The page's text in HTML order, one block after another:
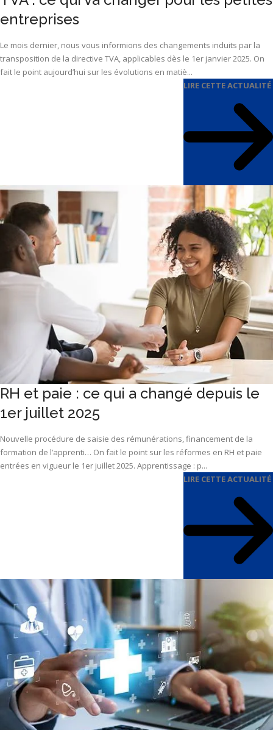
entreprises
Le mois dernier, nous vous informions des changements induits par la
transposition de la directive TVA, applicables dès le 1er janvier 2025. On
fait le point aujourd’hui sur les évolutions en matiè...
LIRE CETTE ACTUALITÉ
RH et paie : ce qui a changé depuis le
1er juillet 2025
Nouvelle procédure de saisie des rémunérations, financement de la
formation de l’apprenti… On fait le point sur les réformes en RH et paie
entrées en vigueur le 1er juillet 2025. Apprentissage : p...
LIRE CETTE ACTUALITÉ